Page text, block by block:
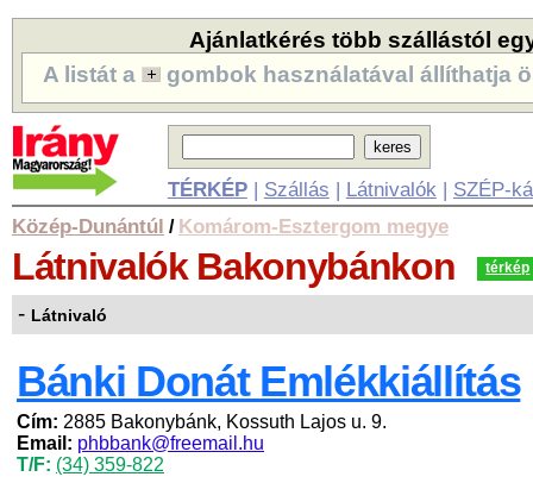
Ajánlatkérés több szállástól
A listát a
gombok használatával állíthatja
TÉRKÉP| Szállás | Látnivalók | SZÉP-
Közép-Dunántúl / Komárom-Esztergom megye
Látnivalók Bakonybánkon térkép
- Látnivaló
Bánki Donát Emlékkiállítás
Cím: 2885 Bakonybánk, Kossuth Lajos u. 9.
Email: phbbank@freemail.hu
T/F: (34) 359-822